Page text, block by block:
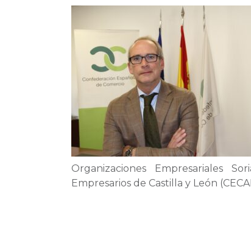
Organizaciones Empresariales
Empresarios de Castilla y León